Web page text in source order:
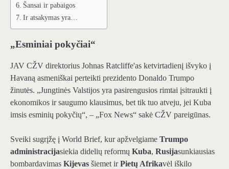
Šansai ir pabaigos
Ir atsakymas yra…
„Esminiai pokyčiai“
JAV CŽV direktorius Johnas Ratcliffe'as ketvirtadienį išvyko į
Havaną asmeniškai perteikti prezidento Donaldo Trumpo
žinutės. „Jungtinės Valstijos yra pasirengusios rimtai įsitraukti į
ekonomikos ir saugumo klausimus, bet tik tuo atveju, jei Kuba
imsis esminių pokyčių“, – „Fox News“ sakė CŽV pareigūnas.
Sveiki sugrįžę į World Brief, kur apžvelgiame Trumpo
administracijasiekia didelių reformų Kuba, Rusijasunkiausias
bombardavimas Kijevas šiemet irPietų Afrikavėl iškilo